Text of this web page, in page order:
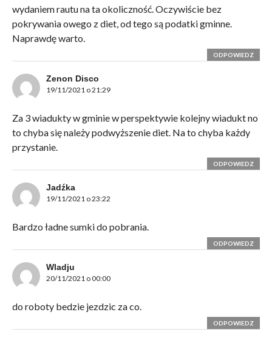
wydaniem rautu na ta okoliczność. Oczywiście bez
pokrywania owego z diet, od tego są podatki gminne.
Naprawdę warto.
ODPOWIEDZ
Zenon Disco
19/11/2021 o 21:29
Za 3 wiadukty w gminie w perspektywie kolejny wiadukt no
to chyba się należy podwyższenie diet. Na to chyba każdy
przystanie.
ODPOWIEDZ
Jadźka
19/11/2021 o 23:22
Bardzo ładne sumki do pobrania.
ODPOWIEDZ
Wladju
20/11/2021 o 00:00
do roboty bedzie jezdzic za co.
ODPOWIEDZ